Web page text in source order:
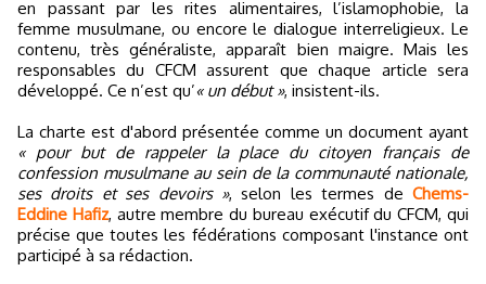
en passant par les rites alimentaires, l’islamophobie, la
femme musulmane, ou encore le dialogue interreligieux. Le
contenu, très généraliste, apparaît bien maigre. Mais les
responsables du CFCM assurent que chaque article sera
développé. Ce n’est qu’« un début », insistent-ils.
La charte est d'abord présentée comme un document ayant
« pour but de rappeler la place du citoyen français de
confession musulmane au sein de la communauté nationale,
ses droits et ses devoirs », selon les termes de Chems-
Eddine Hafiz, autre membre du bureau exécutif du CFCM, qui
précise que toutes les fédérations composant l'instance ont
participé à sa rédaction.